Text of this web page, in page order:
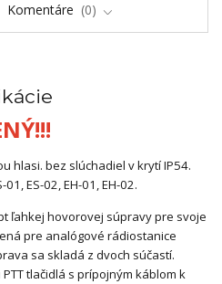
Komentáre 0
hlasi. bez slúchadiel v krytí IP54.
ES-02, EH-01, EH-02.
ľahkej hovorovej súpravy pre svoje
pre analógové rádiostanice
sa skladá z dvoch súčastí.
tlačidlá s prípojným káblom k